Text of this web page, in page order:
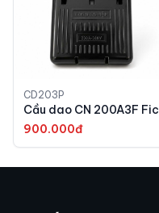
CD203P
Cầu dao CN 200A3F Fic
900.000đ